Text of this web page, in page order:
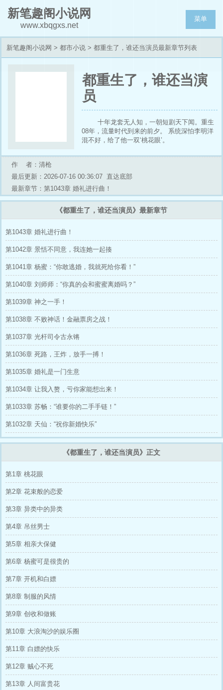
新笔趣阁小说网
www.xbqgxs.net
菜单
新笔趣阁小说网 > 都市小说 > 都重生了，谁还当演员最新章节列表
都重生了，谁还当演
员
十年龙套无人知，一朝短剧天下闻。重生
08年，流量时代到来的前夕。 系统深怕李明洋
混不好，给了他一双‘桃花眼’。
作 者：清枪
最后更新：2026-07-16 00:36:07 直达底部
最新章节：第1043章 婚礼进行曲！
《都重生了，谁还当演员》最新章节
第1043章 婚礼进行曲！
第1042章 景恬不同意，我连她一起揍
第1041章 杨蜜：“你敢逃婚，我就死给你看！”
第1040章 刘师师：“你真的会和蜜蜜离婚吗？”
第1039章 神之一手！
第1038章 不败神话！金融票房之战！
第1037章 光杆司令古永锵
第1036章 死路，王炸，放手一搏！
第1035章 婚礼是一门生意
第1034章 让我入赘，亏你家能想出来！
第1033章 苏畅：“谁要你的二手手链！”
第1032章 天仙：“祝你新婚快乐”
《都重生了，谁还当演员》正文
第1章 桃花眼
第2章 花束般的恋爱
第3章 异类中的异类
第4章 吊丝男士
第5章 相亲大保健
第6章 杨蜜可是很贵的
第7章 开机和白嫖
第8章 制服的风情
第9章 创收和做账
第10章 大浪淘沙的娱乐圈
第11章 白嫖的快乐
第12章 贼心不死
第13章 人间富贵花